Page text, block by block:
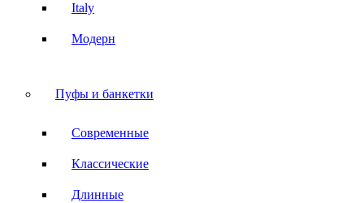
Italy
Модерн
Пуфы и банкетки
Современные
Классические
Длинные